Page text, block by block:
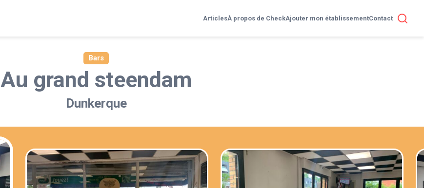
ArticlesÀ propos de CheckAjouter mon établissementContact
Bars
Au grand steendam
Dunkerque